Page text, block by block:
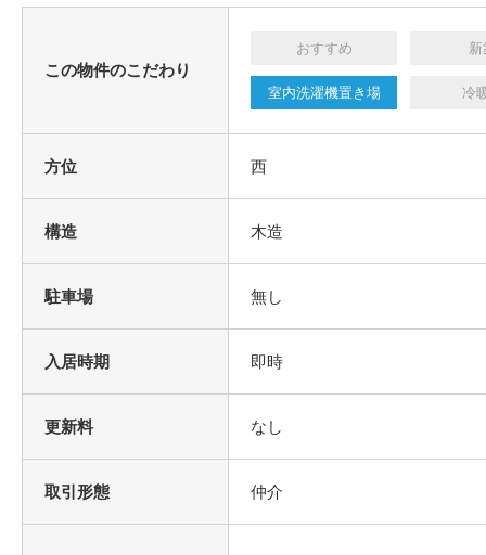
この物件のこだわり
おすすめ 新
室内洗濯機置き場 冷
方位 西
構造 木造
駐車場 無し
入居時期 即時
更新料 なし
取引形態 仲介